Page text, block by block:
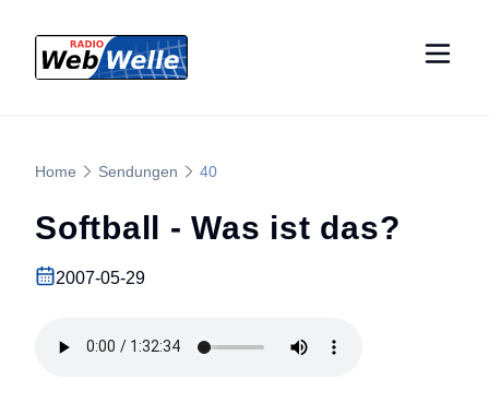
Home Sendungen 40
Softball - Was ist das?
2007-05-29